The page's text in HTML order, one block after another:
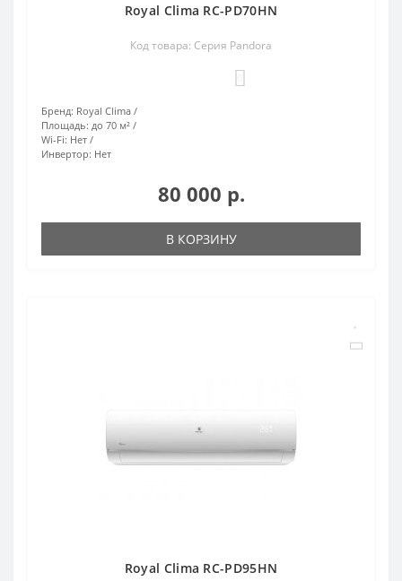
Royal Clima RC-PD70HN
Код товара: Серия Pandora
Бренд: Royal Clima
Площадь: до 70 м²
Wi-Fi: Нет
Инвертор: Нет
80 000 р.
В КОРЗИНУ
Royal Clima RC-PD95HN